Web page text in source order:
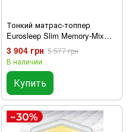
Тонкий матрас-топпер
Eurosleep Slim Memory-Mix
Жаккард/Трикотаж
3 904 грн 5 577 грн
В наличии
Купить